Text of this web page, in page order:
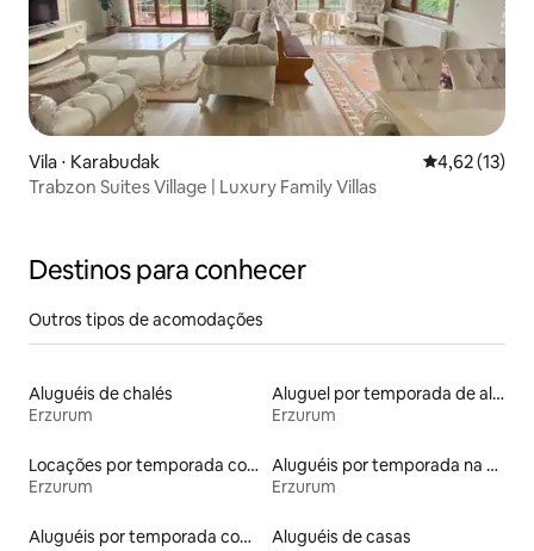
Vila ⋅ Karabudak 4,62 de uma
4,62 (13)
Trabzon Suites Village | Luxury Family Villas
Destinos para conhecer
Outros tipos de acomodações
Aluguéis de chalés
Erzurum
Aluguel por temporada de alojamentos ecológicos
Erzurum
Locações por temporada com piscina
Erzurum
Aluguéis por temporada na orla
Erzurum
Aluguéis por temporada com acesso ao lago
Aluguéis de casas